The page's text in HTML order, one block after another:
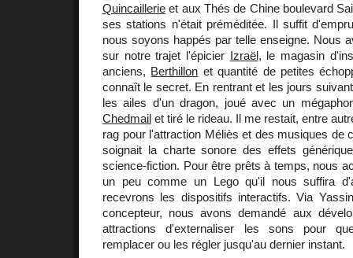
Quincaillerie et aux Thés de Chine boulevard
ses stations n'était préméditée. Il suffit
nous soyons happés par telle enseigne. Nous
sur notre trajet l'épicier Izraël, le magasin
anciens, Berthillon et quantité de petites
connaît le secret. En rentrant et les jours
les ailes d'un dragon, joué avec un
Chedmail et tiré le rideau. Il me restait, entre
rag pour l'attraction Méliès et des musiques de
soignait la charte sonore des effets
science-fiction. Pour être prêts à temps, nous
un peu comme un Lego qu'il nous suffira
recevrons les dispositifs interactifs. Via
concepteur, nous avons demandé aux
attractions d'externaliser les sons pour
remplacer ou les régler jusqu'au dernier instant.